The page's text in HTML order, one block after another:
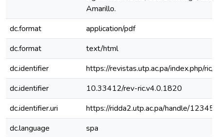
Amarillo.
dc.format
application/pdf
dc.format
text/html
dc.identifier
https://revistas.utp.ac.pa/index.php/
dc.identifier
10.33412/rev-ric.v4.0.1820
dc.identifier.uri
https://ridda2.utp.ac.pa/handle/
dc.language
spa